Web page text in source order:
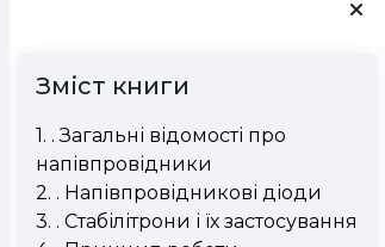
Блоки
Зміст книги
1. . Загальні відомості про
напівпровідники
2. . Напівпровідникові діоди
3. . Стабілітрони і їх застосування